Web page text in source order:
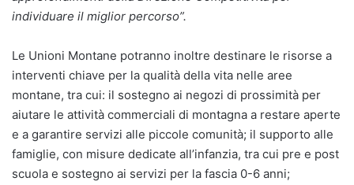
individuare il miglior percorso”.
Le Unioni Montane potranno inoltre destinare le risorse a
interventi chiave per la qualità della vita nelle aree
montane, tra cui: il sostegno ai negozi di prossimità per
aiutare le attività commerciali di montagna a restare aperte
e a garantire servizi alle piccole comunità; il supporto alle
famiglie, con misure dedicate all’infanzia, tra cui pre e post
scuola e sostegno ai servizi per la fascia 0-6 anni;